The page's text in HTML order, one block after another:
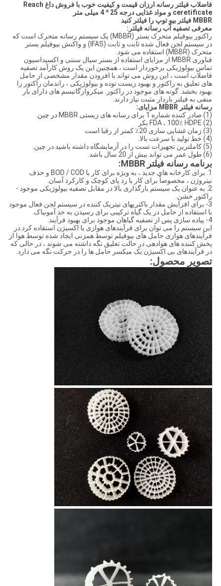
فاضلاب فیلتر رسانه ارزان قیمت و کیفیت خوب با فروش داغ Reach
ceretificate و مواد غذایی درجه 25 * 4 میلی متر
MBBR فیلتر بیو توپ را فیلتر کنید
معرفی تصفیه آب رسانه فیلتر:
راکتور بیوفیلم متحرک بستر (MBBR) یک سیستم رسانه متحرک است که
در سیستم لجن فعال شده ثابت و ثابت (IFAS) و واکنش بیوفیلم بستر
متحرک (MBBR) استفاده می شود.
فناوری MBBR از مزایای استفاده از بستر سیال سنتی و اکسیداسیون
تماس بیولوژیکی برخوردار است ، همچنین این یک روش کارآمد تصفیه
فاضلاب است ، این روش می تواند با افزودن مقدار مشخصی از حامل
های تعلیق به راکتور و بهبود زیست توده و بیولوژیکی ، راندمان راکتور را
بهبود بخشد. گونه های موجود در راکتور. میکروارگانیسم های دارای بار
منفی به فیلتر باردار مثبت نیاز دارند.
رسانه فیلتر MBBR
مزایای:
(1) صادر کننده شماره 1 برای رسانه های زیستی MBBR در چین.
(2) FDA ، 100٪ HDPE بکر
(3) زمان غشایی سازی 20٪ کمتر از رقبا است
(4) خط تولید با سرعت بالا.
(5) کاملترین تجهیزات تست را در آزمایشگاه داشته باشید.در چین.
(6) طول عمر می تواند بیش از 20 سال باشد.
برنامه رسانه فیلتر MBBR:
1. برای کارخانه های جدید ، به ویژه برای کار با BOD / COD و حذف
نیتروژن ، مخصوصاً برای کار با رد پای کوچک و کارکرد آسان.
2. به عنوان یک سیستم بارگذاری بالا در مقابل تصفیه بیولوژیکی موجود -
راکتور خشن.
3- برای افزایش مقدار باکتریهای نیتریک کننده در سیستم لجن فعال موجود
با استفاده از حامل در یک گیاه ترکیبی برای رسیدن به حد آمونیاک.
4- پیاده سازی پس از تصفیه گیاهان موجود برای بهبود فرآیند.
این سیستم را می توان برای فرآیندهای هوازی یا اکسیژن استفاده کرد.در
فرآیندهای هوازی حامل های بیوفیلم توسط همزنی ایجاد شده توسط هوا از
پخش کننده های هوادهی در حالت تعلیق نگه داشته می شوند ، در حالی که
در فرآیندهای بی اکسیژن یک میکسر حامل ها را در حرکت نگه می دارد.
تصویر محصول: